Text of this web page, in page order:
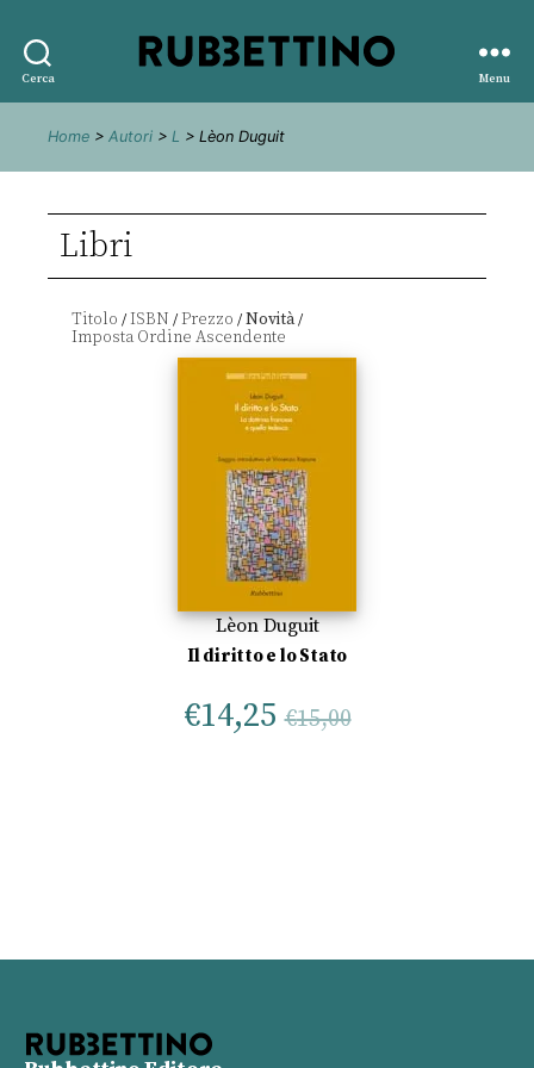
Cerca
editore
Menu
Home > Autori > L > Lèon Duguit
Libri
Titolo /ISBN /Prezzo /Novità/
Lèon Duguit
Il diritto e lo Stato
€14,25 €15,00